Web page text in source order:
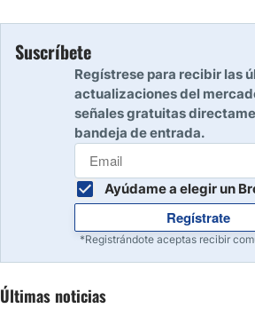
Suscríbete
Regístrese para recibir las
actualizaciones del
señales gratuitas
bandeja de entrada.
Ayúdame a elegir un
Regístrate
*Registrándote aceptas recibir
Últimas noticias